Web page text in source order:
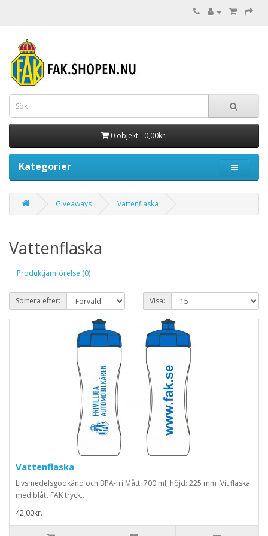
0 objekt - 0,00kr.
Kategorier
Giveaways Vattenflaska
Vattenflaska
Produktjämförelse (0)
Sortera efter: Visa:
Vattenflaska
Livsmedelsgodkänd och BPA-fri Mått: 700 ml, höjd: 225 mm Vit flaska
med blått FAK tryck..
42,00kr.